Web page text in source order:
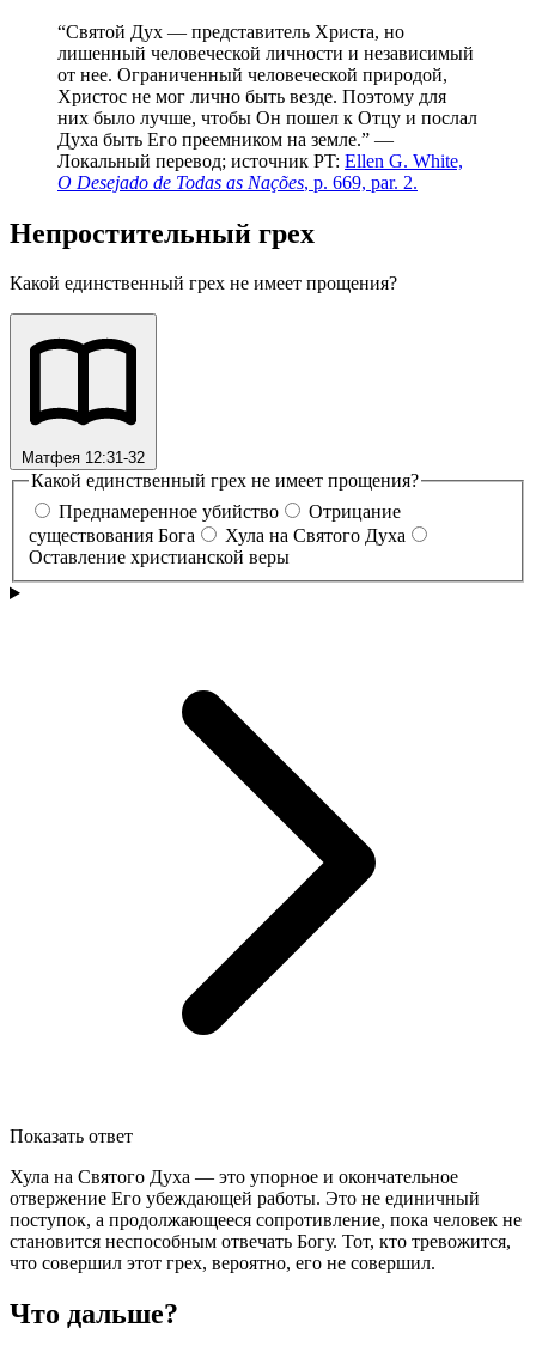
“Святой Дух — представитель Христа, но
лишенный человеческой личности и независимый
от нее. Ограниченный человеческой природой,
Христос не мог лично быть везде. Поэтому для
них было лучше, чтобы Он пошел к Отцу и послал
Духа быть Его преемником на земле.” —
Локальный перевод; источник PT: Ellen G. White,
O Desejado de Todas as Nações, p. 669, par. 2.
Непростительный грех
Какой единственный грех не имеет прощения?
Матфея 12:31-32
Какой единственный грех не имеет прощения?
Преднамеренное убийство
Отрицание
существования Бога
Хула на Святого Духа
Оставление христианской веры
Показать ответ
Хула на Святого Духа — это упорное и окончательное
отвержение Его убеждающей работы. Это не единичный
поступок, а продолжающееся сопротивление, пока человек не
становится неспособным отвечать Богу. Тот, кто тревожится,
что совершил этот грех, вероятно, его не совершил.
Что дальше?